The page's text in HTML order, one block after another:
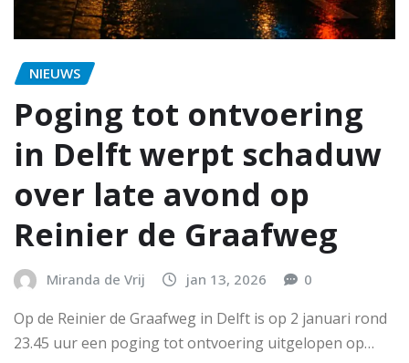
NIEUWS
Poging tot ontvoering
in Delft werpt schaduw
over late avond op
Reinier de Graafweg
Miranda de Vrij jan 13, 2026 0
Op de Reinier de Graafweg in Delft is op 2 januari rond
23.45 uur een poging tot ontvoering uitgelopen op…